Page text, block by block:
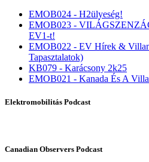
EMOB024 - H2ülyeség!
EMOB023 -
EV1-t!
EMOB022 - EV Hírek &
Tapasztalatok)
KB079 - Karácsony 2k25
EMOB021 - Kanada És A
Elektromobilitás Podcast
Canadian Observers Podcast